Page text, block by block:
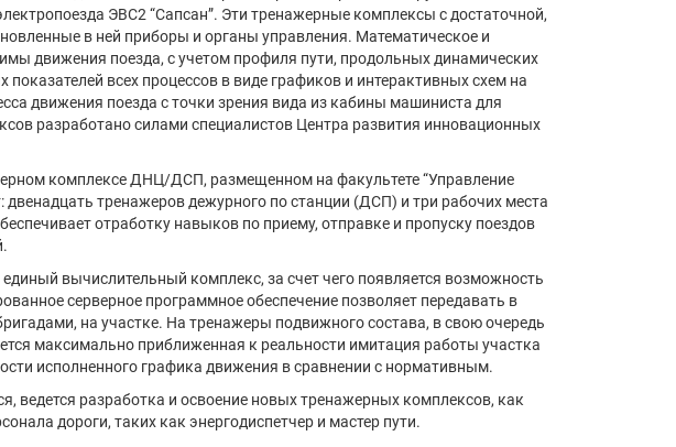
ЭВС2 “Сапсан”. Эти тренажерные комплексы с достаточной,
в ней приборы и органы управления. Математическое и
движения поезда, с учетом профиля пути, продольных динамических
всех процессов в виде графиков и интерактивных схем на
движения поезда с точки зрения вида из кабины машиниста для
разработано силами специалистов Центра развития инновационных
комплексе ДНЦ/ДСП, размещенном на факультете “Управление
тренажеров дежурного по станции (ДСП) и три рабочих места
отработку навыков по приему, отправке и пропуску поездов
вычислительный комплекс, за счет чего появляется возможность
серверное программное обеспечение позволяет передавать в
на участке. На тренажеры подвижного состава, в свою очередь
максимально приближенная к реальности имитация работы участка
исполненного графика движения в сравнении с нормативным.
ведется разработка и освоение новых тренажерных комплексов, как
дороги, таких как энергодиспетчер и мастер пути.